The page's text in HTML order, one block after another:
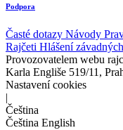
Podpora
Časté dotazy Návody
Rajčeti Hlášení
Provozovatelem webu
Karla Engliše 519/11,
Nastavení cookies
|
Čeština
Čeština English